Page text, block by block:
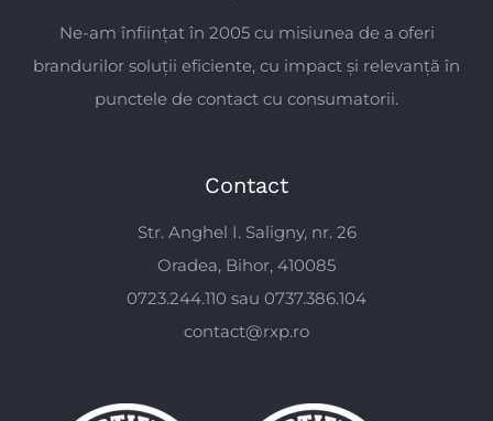
Ne-am înființat în 2005 cu misiunea de a oferi
brandurilor soluții eficiente, cu impact și relevanță în
punctele de contact cu consumatorii.
Contact
Str. Anghel I. Saligny, nr. 26
Oradea, Bihor, 410085
0723.244.110 sau 0737.386.104
contact@rxp.ro